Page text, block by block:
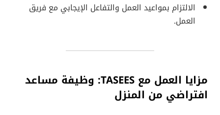
الالتزام بمواعيد العمل والتفاعل الإيجابي مع فريق
العمل.
مزايا العمل مع TASEES: وظيفة مساعد
افتراضي من المنزل